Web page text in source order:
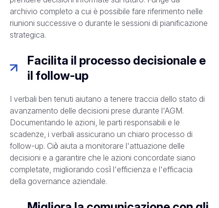
archivio completo a cui è possibile fare riferimento nelle
riunioni successive o durante le sessioni di pianificazione
strategica.
Facilita il processo decisionale e
il follow-up
I verbali ben tenuti aiutano a tenere traccia dello stato di
avanzamento delle decisioni prese durante l'AGM.
Documentando le azioni, le parti responsabili e le
scadenze, i verbali assicurano un chiaro processo di
follow-up. Ciò aiuta a monitorare l'attuazione delle
decisioni e a garantire che le azioni concordate siano
completate, migliorando così l'efficienza e l'efficacia
della governance aziendale.